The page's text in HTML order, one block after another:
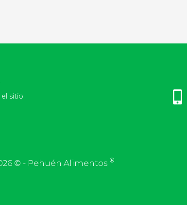
sitio
© - Pehuén Alimentos ®